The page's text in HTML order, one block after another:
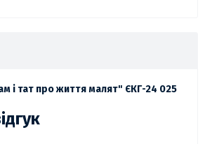
і тат про життя малят" ЄКГ-24 025